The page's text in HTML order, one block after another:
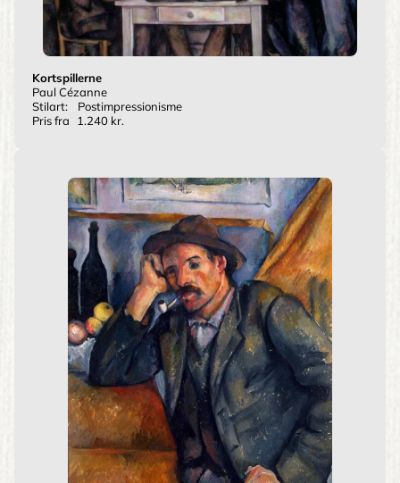
Kortspillerne
Paul Cézanne
Stilart:
Postimpressionisme
Pris fra
1.240 kr.